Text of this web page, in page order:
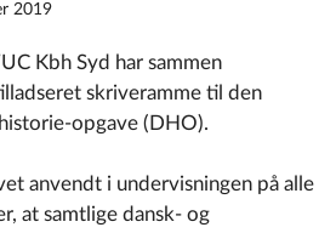
2019
Kbh Syd har sammen
skriveramme til den
opgave (DHO).
anvendt i undervisningen på alle
at samtlige dansk- og